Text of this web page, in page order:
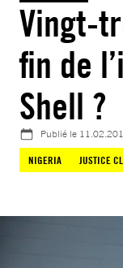
Vingt-
fin de
Shell ?
Publié le
NIGERIA
JUSTICE